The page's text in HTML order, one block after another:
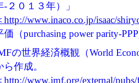
-２０１３年）」
http://www.inaco.co.jp/isaac/
価（purchasing power parity-
の世界経済概観（World
ら作成。
http://www.imf.org/external/